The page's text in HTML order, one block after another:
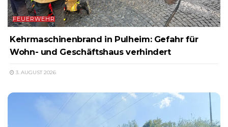
FEUERWEHR
Kehrmaschinenbrand in Pulheim: Gefahr für
Wohn- und Geschäftshaus verhindert
3. AUGUST 2026